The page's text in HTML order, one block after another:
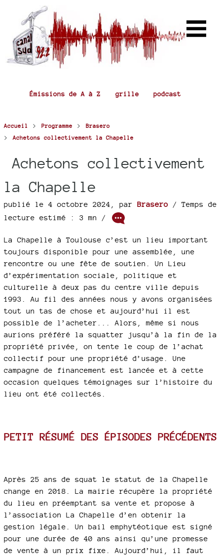
Émissions de A à Z grille podcast
Accueil > Programme > Brasero
> Achetons collectivement la Chapelle
Achetons collectivement
la Chapelle
publié le 4 octobre 2024 par Brasero / Temps de
lecture estimé : 3 mn /
La Chapelle à Toulouse c’est un lieu important
toujours disponible pour une assemblée, une
rencontre ou une fête de soutien. Un Lieu
d’expérimentation sociale, politique et
culturelle à deux pas du centre ville depuis
1993. Au fil des années nous y avons organisées
tout un tas de chose et aujourd’hui il est
possible de l’acheter... Alors, même si nous
aurions préféré la squatter jusqu’à la fin de la
propriété privée, on tente le coup de l’achat
collectif pour une propriété d’usage. Une
campagne de financement est lancée et à cette
occasion quelques témoignages sur l’histoire du
lieu ont été collectés.
PETIT RÉSUMÉ DES ÉPISODES PRÉCÉDENTS
Après 25 ans de squat le statut de la Chapelle
change en 2018. La mairie récupère la propriété
du lieu en préemptant sa vente et propose à
l’association La Chapelle d’en obtenir la
gestion légale. Un bail emphytéotique est signé
pour une durée de 40 ans ainsi qu’une promesse
de vente à un prix fixe. Aujourd’hui, il faut